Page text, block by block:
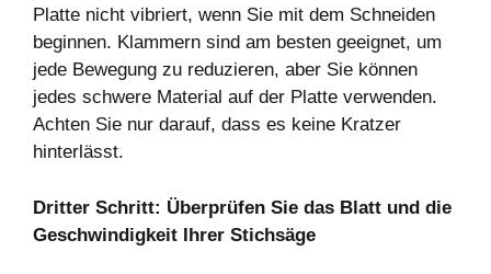
Platte nicht vibriert, wenn Sie mit dem Schneiden
beginnen. Klammern sind am besten geeignet, um
jede Bewegung zu reduzieren, aber Sie können
jedes schwere Material auf der Platte verwenden.
Achten Sie nur darauf, dass es keine Kratzer
hinterlässt.
Dritter Schritt: Überprüfen Sie das Blatt und die
Geschwindigkeit Ihrer Stichsäge